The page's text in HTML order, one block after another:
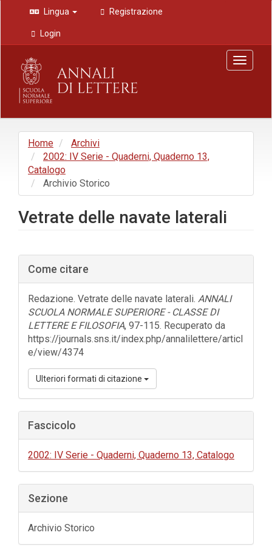
Navigazione
principale
Contenuto
principale
Barra
laterale
Lingua Registrazione
Login
Toggle
Home
Archivi
2002: IV Serie - Quaderni, Quaderno 13,
Catalogo
Archivio Storico
Vetrate delle navate laterali
Barra
laterale
dell'articolo
Come citare
Redazione. Vetrate delle navate laterali. ANNALI
SCUOLA NORMALE SUPERIORE - CLASSE DI
LETTERE E FILOSOFIA, 97-115. Recuperato da
https://journals.sns.it/index.php/annalilettere/articl
e/view/4374
Ulteriori formati di citazione
Fascicolo
2002: IV Serie - Quaderni, Quaderno 13, Catalogo
Sezione
Archivio Storico